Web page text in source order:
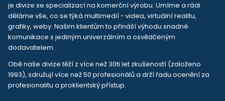
je divize se specializací na komerční výrobu. Umíme a rádi
děláme vše, co se týká multimedií - videa, virtuální realitu,
grafiky, weby. Našim klientům to přináší výhodu snadné
komunikace s jediným univerzálním a osvědčeným
dodavatelem.
Obě naše divize těží z více než 30ti let zkušeností (založeno
1993), sdružují více než 50 profesionálů a drží řadu ocenění za
profesionalitu a proklientský přístup.